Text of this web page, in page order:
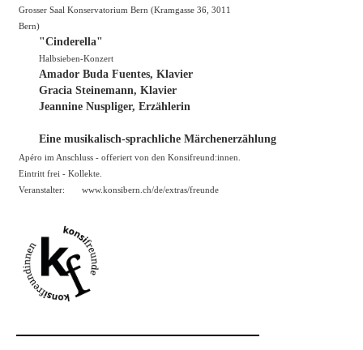
Grosser Saal Konservatorium Bern (Kramgasse 36, 3011
Bern)
"Cinderella"
Halbsieben-Konzert
Amador Buda Fuentes, Klavier
Gracia Steinemann, Klavier
Jeannine Nuspliger, Erzählerin
Eine musikalisch-sprachliche Märchenerzählung
Apéro im Anschluss - offeriert von den Konsifreund:innen.
Eintritt frei - Kollekte.
Veranstalter:
www.konsibern.ch/de/extras/freunde